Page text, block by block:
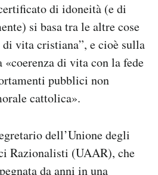
di idoneità (e di
si basa tra le altre cose
vita cristiana”, e cioè sulla
di vita con la fede
pubblici non
cattolica».
dell’Unione degli
Razionalisti (UAAR), che
da anni in una